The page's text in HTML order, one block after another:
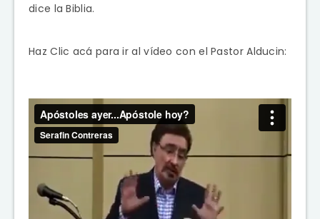
dice la Biblia.
Haz Clic acá para ir al vídeo con el Pastor Alducin: